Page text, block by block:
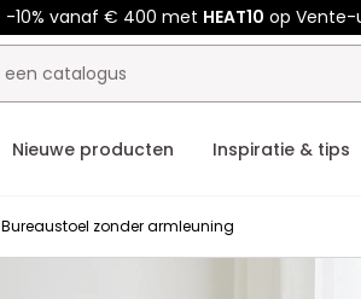
-10% vanaf € 400 met HEAT10 op Vente-
Nieuwe producten Inspiratie & tips
Bureaustoel zonder armleuning